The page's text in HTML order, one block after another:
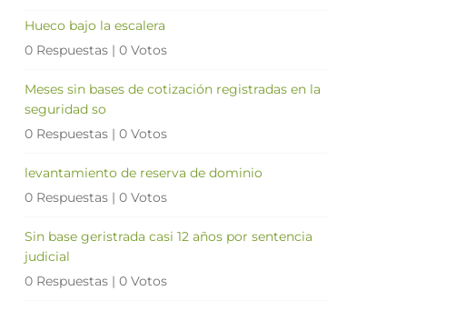
Hueco bajo la escalera
0 Respuestas | 0 Votos
Meses sin bases de cotización registradas en la
seguridad so
0 Respuestas | 0 Votos
levantamiento de reserva de dominio
0 Respuestas | 0 Votos
Sin base geristrada casi 12 años por sentencia
judicial
0 Respuestas | 0 Votos